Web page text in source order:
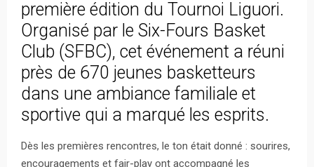
première édition du Tournoi Liguori.
Organisé par le Six-Fours Basket
Club (SFBC), cet événement a réuni
près de 670 jeunes basketteurs
dans une ambiance familiale et
sportive qui a marqué les esprits.
Dès les premières rencontres, le ton était donné : sourires,
encouragements et fair-play ont accompagné les